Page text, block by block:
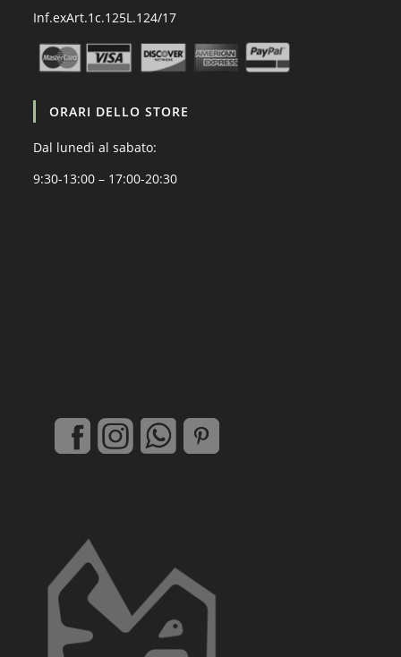
Inf.exArt.1c.125L.124/17
ORARI DELLO STORE
Dal lunedì al sabato:
9:30-13:00 – 17:00-20:30